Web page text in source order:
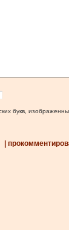
букв,
|